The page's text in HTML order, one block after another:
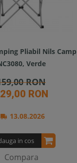
Pliabil Nils Camp
Verde
RON
RON
13.08.2026
in cos
Compara